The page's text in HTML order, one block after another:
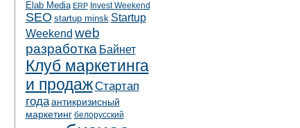
Elab Media ERP Invest Weekend
SEO startup minsk Startup
Weekend web
разработка Байнет
Клуб маркетинга
и продажСтартап
года антикризисный
маркетинг белорусский